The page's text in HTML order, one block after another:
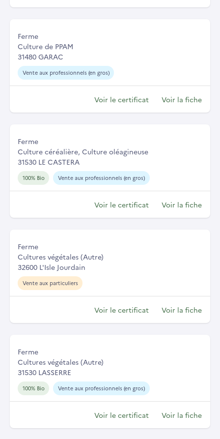
Ferme
Culture de PPAM
31480 GARAC
Vente aux professionnels (en gros)
Voir le certificat Voir la fiche
Ferme
Culture céréalière, Culture oléagineuse
31530 LE CASTERA
100% Bio Vente aux professionnels (en gros)
Voir le certificat Voir la fiche
Ferme
Cultures végétales (Autre)
32600 L'Isle Jourdain
Vente aux particuliers
Voir le certificat Voir la fiche
Ferme
Cultures végétales (Autre)
31530 LASSERRE
100% Bio Vente aux professionnels (en gros)
Voir le certificat Voir la fiche